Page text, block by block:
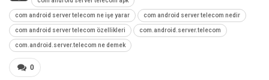
com android server telecom ne işe yarar com android server telecom nedir
com android server telecom özellikleri com.android.server.telecom
com.android.server.telecom ne demek
0